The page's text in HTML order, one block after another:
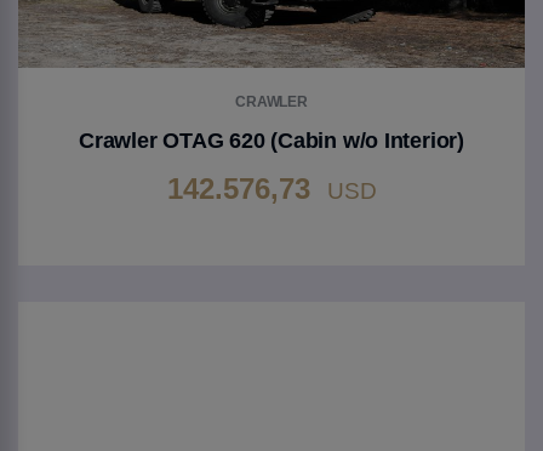
CRAWLER
Crawler OTAG 620 (Cabin w/o Interior)
142.576,73 USD